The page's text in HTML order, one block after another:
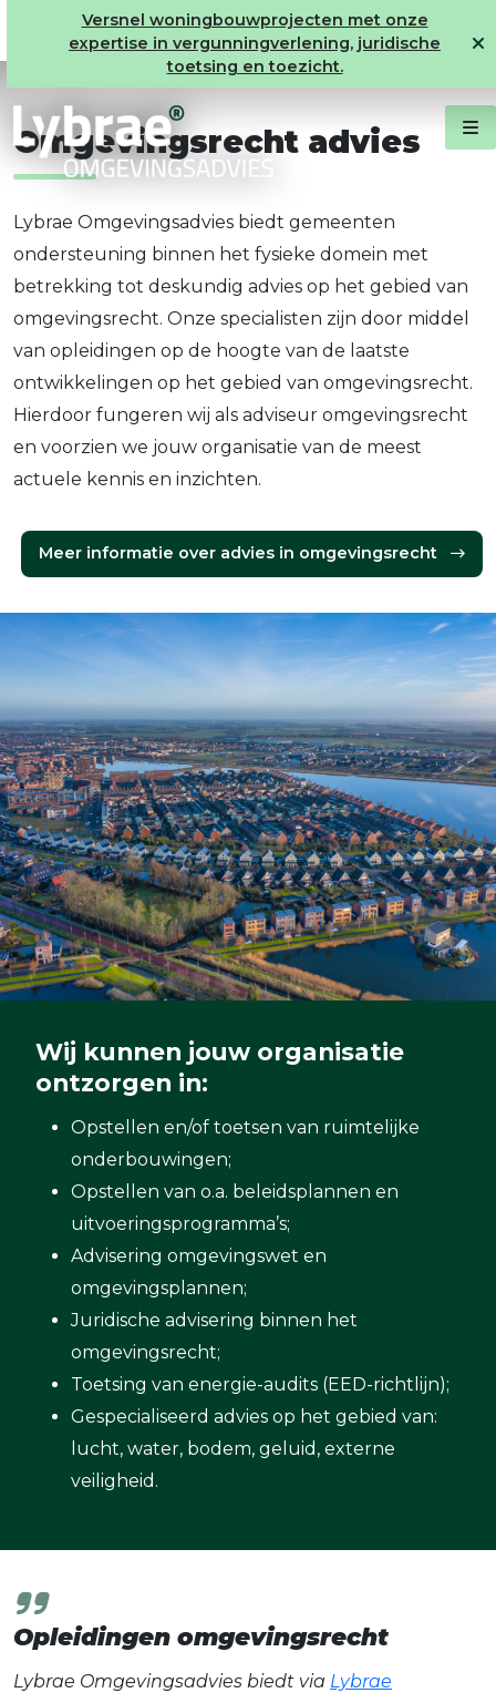
Versnel woningbouwprojecten met onze
expertise in vergunningverlening, juridische
toetsing en toezicht.
Advies omgevingsrecht
Omgevingsrecht advies
Lybrae Omgevingsadvies biedt gemeenten
ondersteuning binnen het fysieke domein met
betrekking tot deskundig advies op het gebied van
omgevingsrecht. Onze specialisten zijn door middel
van opleidingen op de hoogte van de laatste
ontwikkelingen op het gebied van omgevingsrecht.
Hierdoor fungeren wij als adviseur omgevingsrecht
en voorzien we jouw organisatie van de meest
actuele kennis en inzichten.
Meer informatie over advies in omgevingsrecht
Wij kunnen jouw organisatie
ontzorgen in:
Opstellen en/of toetsen van ruimtelijke
onderbouwingen;
Opstellen van o.a. beleidsplannen en
uitvoeringsprogramma’s;
Advisering omgevingswet en
omgevingsplannen;
Juridische advisering binnen het
omgevingsrecht;
Toetsing van energie-audits (EED-richtlijn);
Gespecialiseerd advies op het gebied van:
lucht, water, bodem, geluid, externe
veiligheid.
Opleidingen omgevingsrecht
Lybrae Omgevingsadvies biedt via Lybrae